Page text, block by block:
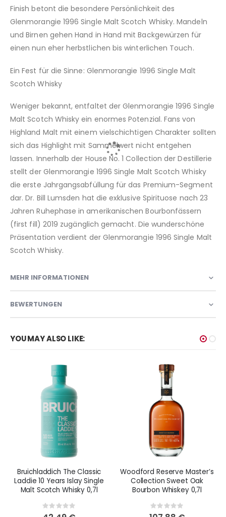
Finish betont die besondere Persönlichkeit des
Glenmorangie 1996 Single Malt Scotch Whisky. Mandeln
und Birnen gehen Hand in Hand mit Backgewürzen für
einen nun eher herbstlichen bis winterlichen Touch.
Ein Fest für die Sinne: Glenmorangie 1996 Single Malt
Scotch Whisky
Weniger bekannt, entfaltet der Glenmorangie 1996 Single
Malt Scotch Whisky ein enormes Potenzial. Fans von
Highland Malt mit einem vielschichtigen Charakter sollten
sich das Highlight mit Sammelwert nicht entgehen
lassen. Innerhalb der House No. 1 Collection der Destillerie
stellt der Glenmorangie 1996 Single Malt Scotch Whisky
die erste Jahrgangsabfüllung für das Premium-Segment
dar. Dr. Bill Lumsden hat die exklusive Spirituose nach 23
Jahren Ruhephase in amerikanischen Bourbonfässern
(first fill) 2019 zugänglich gemacht. Die wunderschöne
Präsentation verdient der Glenmorangie 1996 Single Malt
Scotch Whisky.
MEHR INFORMATIONEN
BEWERTUNGEN
YOU MAY ALSO LIKE:
Bruichladdich The Classic
Laddie 10 Years Islay Single
Malt Scotch Whisky 0,7l
Rating:
0%
Woodford Reserve Master’s
Collection Sweet Oak
Bourbon Whiskey 0,7l
Rating:
0%